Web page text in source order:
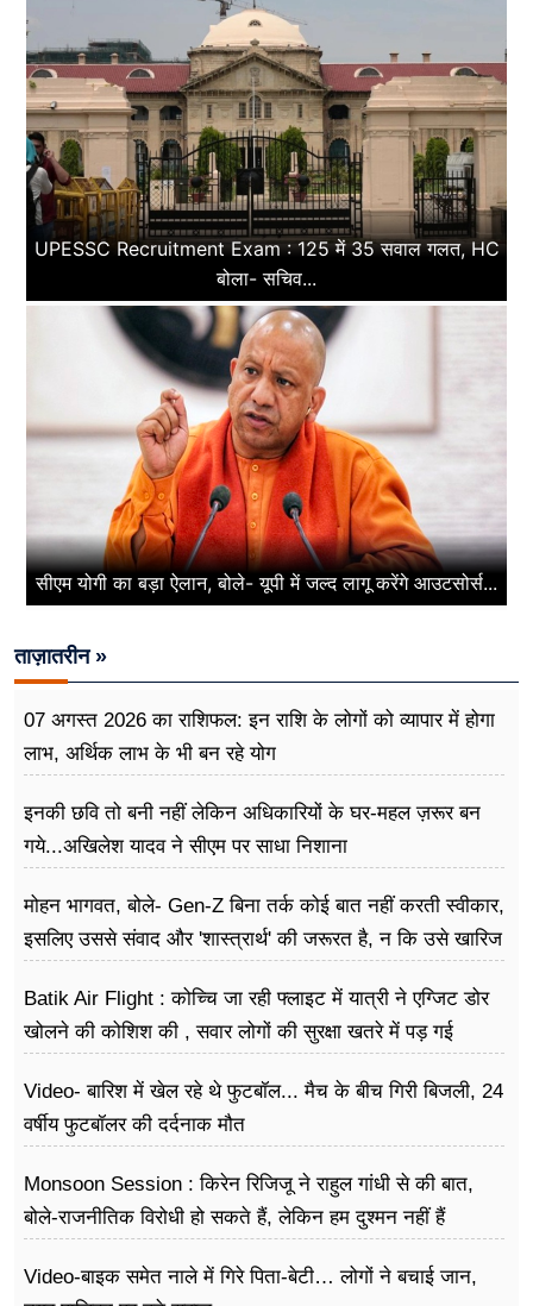
UPESSC Recruitment Exam : 125 में 35 सवाल गलत, HC
बोला- सचिव...
सीएम योगी का बड़ा ऐलान, बोले- यूपी में जल्द लागू करेंगे आउटसोर्स...
ताज़ातरीन »
07 अगस्त 2026 का राशिफल: इन राशि के लोगों को व्यापार में होगा
लाभ, अर्थिक लाभ के भी बन रहे योग
इनकी छवि तो बनी नहीं लेकिन अधिकारियों के घर-महल ज़रूर बन
गये...अखिलेश यादव ने सीएम पर साधा​ निशाना
मोहन भागवत, बोले- Gen-Z बिना तर्क कोई बात नहीं करती स्वीकार,
इसलिए उससे संवाद और 'शास्त्रार्थ' की जरूरत है, न कि उसे खारिज
Batik Air Flight : कोच्चि जा रही फ्लाइट में यात्री ने एग्जिट डोर
खोलने की कोशिश की , सवार लोगों की सुरक्षा खतरे में पड़ गई
Video- बारिश में खेल रहे थे फुटबॉल... मैच के बीच गिरी बिजली, 24
वर्षीय फुटबॉलर की दर्दनाक मौत
Monsoon Session : किरेन रिजिजू ने राहुल गांधी से की बात,
बोले-राजनीतिक विरोधी हो सकते हैं, लेकिन हम दुश्मन नहीं हैं
Video-बाइक समेत नाले में गिरे पिता-बेटी… लोगों ने बचाई जान,